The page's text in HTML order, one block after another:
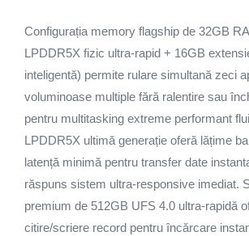
Configurația memory flagship de 32GB
LPDDR5X fizic ultra-rapid + 16GB
inteligentă) permite rulare simultană zeci
voluminoase multiple fără ralentire sau
pentru multitasking extreme performant
LPDDR5X ultimă generație oferă lățime
latență minimă pentru transfer date
răspuns sistem ultra-responsive imediat.
premium de 512GB UFS 4.0 ultra-rapidă
citire/scriere record pentru încărcare